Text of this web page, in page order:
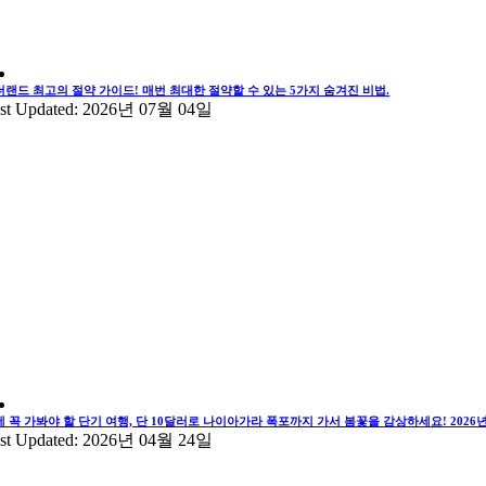
랜드 최고의 절약 가이드! 매번 최대한 절약할 수 있는 5가지 숨겨진 비법.
Updated: 2026년 07월 04일
꼭 가봐야 할 단기 여행, 단 10달러로 나이아가라 폭포까지 가서 봄꽃을 감상하세요! 2026
Updated: 2026년 04월 24일